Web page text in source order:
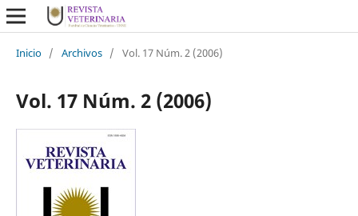
Inicio / Archivos / Vol. 17 Núm. 2 (2006)
Vol. 17 Núm. 2 (2006)